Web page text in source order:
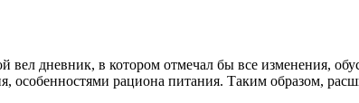
вел дневник, в котором отмечал бы все изменения,
особенностями рациона питания. Таким образом,